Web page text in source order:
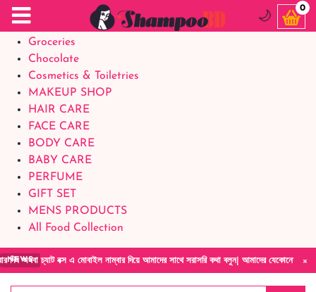
Food Supplements
Baby Foods
Groceries
Chocolate
Cosmetics & Toiletries
MAKEUP SHOP
HAIR CARE
FACE CARE
BODY CARE
BABY CARE
PERFUME
GIFT SET
MENS PRODUCTS
All Food Collection
×
NEWSএ মোবাইল নাম্বার দিয়ে আমাদের সাথে সরাসরি কথা বলুন| আমাদের যেকোনো পণ্য হাতে
🌙
0